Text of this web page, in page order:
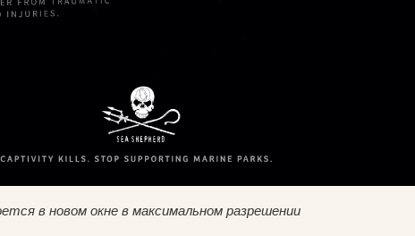
в новом окне в максимальном разрешении